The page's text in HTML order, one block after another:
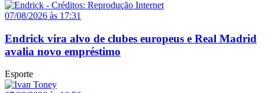
07/08/2026 às 17:31
Endrick vira alvo de clubes europeus e Real Madrid
avalia novo empréstimo
Esporte